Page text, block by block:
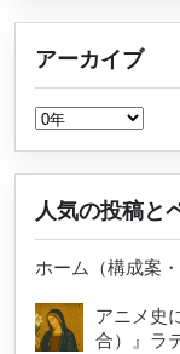
アーカイブ
アーカイブ
人気の投稿と
ホーム（構成案・
アニメ史
合）』ラ